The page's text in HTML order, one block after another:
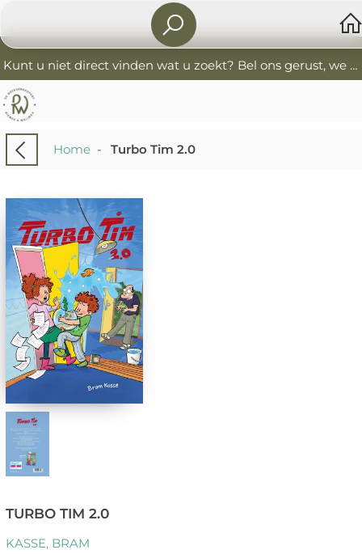
Kunt u niet direct vinden wat u zoekt? Bel ons gerust, we helpen u graag. 0341-552405 De Boekverkoopers
Home- Turbo Tim 2.0
TURBO TIM 2.0
KASSE, BRAM